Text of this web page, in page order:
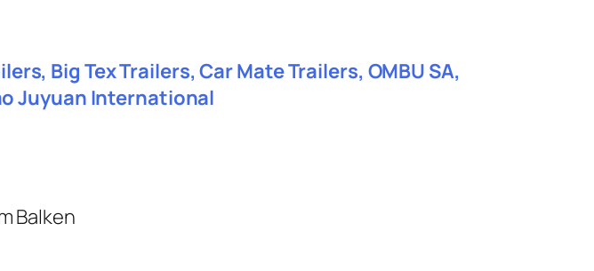
Big Tex Trailers, Car Mate Trailers, OMBU SA,
Juyuan International
Balken